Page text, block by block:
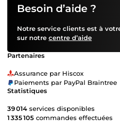
Besoin d’aide ?
Notre service clients est à
sur notre centre d’aide
Partenaires
Assurance par Hiscox
Paiements par PayPal Braintree
Statistiques
39 014 services disponibles
1 335 105 commandes effectuées